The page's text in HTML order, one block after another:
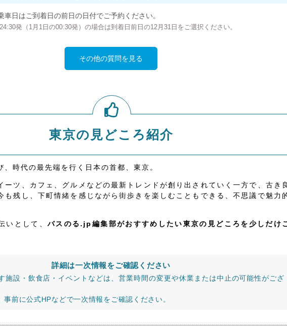
車日はご到着日の前日の日付でご予約ください。
発（1月1日の00:30発）の場合は到着日前日の12月31日をご選択ください。
その他の質問を見る
東京の見どころ紹介
、時代の最先端を行く日本の首都、東京。
ーツ、カフェ、グルメなどの最新トレンドが創り出されていく一方で、古き
も残し、下町情緒を感じながら街歩きを楽しむこともできる、不思議で魅力
いとして、 バスのる.jp編集部がおすすめしたい東京の見どころを少しだけ
詳細は一次情報をご確認ください
施設・飲食店・イベントなどは、営業時間の変更や休業または中止の可能性がござ
事前に公式HPなどで一次情報をご確認ください。